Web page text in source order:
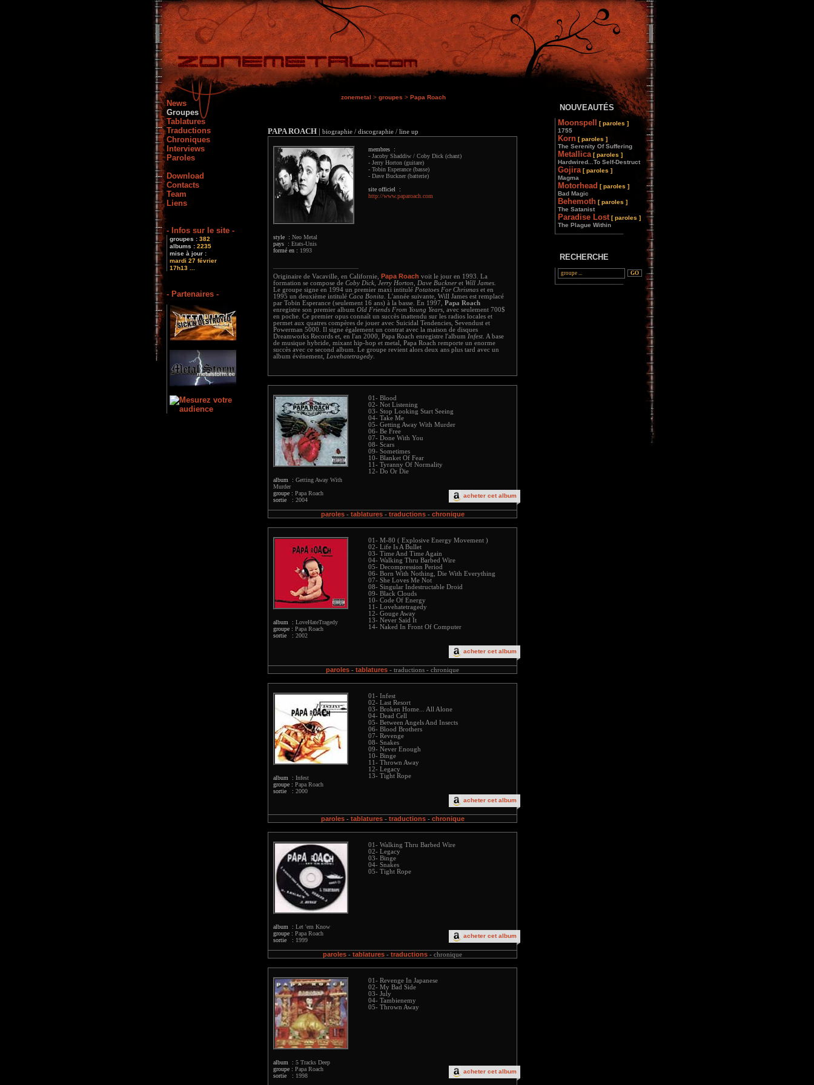
News
Groupes
Tablatures
Traductions
Chroniques
Interviews
Paroles
Download
Contacts
Team
Liens
- Infos sur le site -
groupes : 382
albums : 2235
mise à jour :
mardi 27 février
17h13 ...
- Partenaires -
zonemetal > groupes > Papa Roach
PAPA ROACH | biographie / discographie / line up
style : Neo Metal
pays : Etats-Unis
formé en : 1993
membres :
- Jacoby Shaddiw / Coby Dick (chant)
- Jerry Horton (guitare)
- Tobin Esperance (basse)
- Dave Buckner (batterie)
site officiel :
http://www.paparoach.com
Originaire de Vacaville, en Californie, Papa Roach voit le jour en 1993. La
formation se compose de Coby Dick Jerry Horton Dave Buckneret Will James
Le groupe signe en 1994 un premier maxi intitulé Potatoes For Chrismas et en
1995 un deuxième intitulé Caca Bonita . L'année suivante, Will James est remplacé
par Tobin Esperance (seulement 16 ans) à la basse. En 1997, Papa Roach
enregistre son premier album Old Friends From Young Years , avec seulement 700$
en poche. Ce premier opus connaît un succès inattendu sur les radios locales et
permet aux quatres compères de jouer avec Suicidal Tendencies, Sevendust et
Powerman 5000. Il signe également un contrat avec la maison de disques
Dreamworks Records et, en l'an 2000, Papa Roach enregistre l'album Infest . A base
de musique hybride, mixant hip-hop et metal, Papa Roach remporte un enorme
succès avec ce second album. Le groupe revient alors deux ans plus tard avec un
album événement, Lovehatetragedy
acheter cet album
album : Getting Away With
Murder
groupe : Papa Roach
sortie : 2004
01- Blood
02- Not Listening
03- Stop Looking Start Seeing
04- Take Me
05- Getting Away With Murder
06- Be Free
07- Done With You
08- Scars
09- Sometimes
10- Blanket Of Fear
11- Tyranny Of Normality
12- Do Or Die
paroles- tablatures- traductions- chronique
acheter cet album
album : LoveHateTragedy
groupe : Papa Roach
sortie : 2002
01- M-80 ( Explosive Energy Movement )
02- Life Is A Bullet
03- Time And Time Again
04- Walking Thru Barbed Wire
05- Decompression Period
06- Born With Nothing, Die With Everything
07- She Loves Me Not
08- Singular Indestructable Droid
09- Black Clouds
10- Code Of Energy
11- Lovehatetragedy
12- Gouge Away
13- Never Said It
14- Naked In Front Of Computer
paroles - tablatures - traductions - chronique
acheter cet album
album : Infest
groupe : Papa Roach
sortie : 2000
01- Infest
02- Last Resort
03- Broken Home... All Alone
04- Dead Cell
05- Between Angels And Insects
06- Blood Brothers
07- Revenge
08- Snakes
09- Never Enough
10- Binge
11- Thrown Away
12- Legacy
13- Tight Rope
paroles- tablatures- traductions- chronique
acheter cet album
album : Let 'em Know
groupe : Papa Roach
sortie : 1999
01- Walking Thru Barbed Wire
02- Legacy
03- Binge
04- Snakes
05- Tight Rope
paroles - tablatures - traductions - chronique
acheter cet album
album : 5 Tracks Deep
groupe : Papa Roach
sortie : 1998
01- Revenge In Japanese
02- My Bad Side
03- July
04- Tambienemy
05- Thrown Away
NOUVEAUTÉS
Moonspell
[ paroles ]
1755
Korn [ paroles ]
The Serenity Of Suffering
Metallica [ paroles ]
Hardwired...To Self-Destruct
Gojira [ paroles ]
Magma
Motorhead [ paroles ]
Bad Magic
Behemoth [ paroles ]
The Satanist
Paradise Lost [ paroles ]
The Plague Within
________________
RECHERCHE
________________